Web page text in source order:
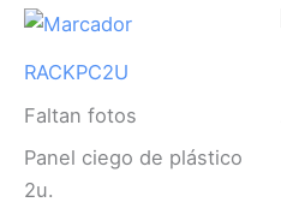
RACKPC2U
Faltan fotos
Panel ciego de plástico
2u.